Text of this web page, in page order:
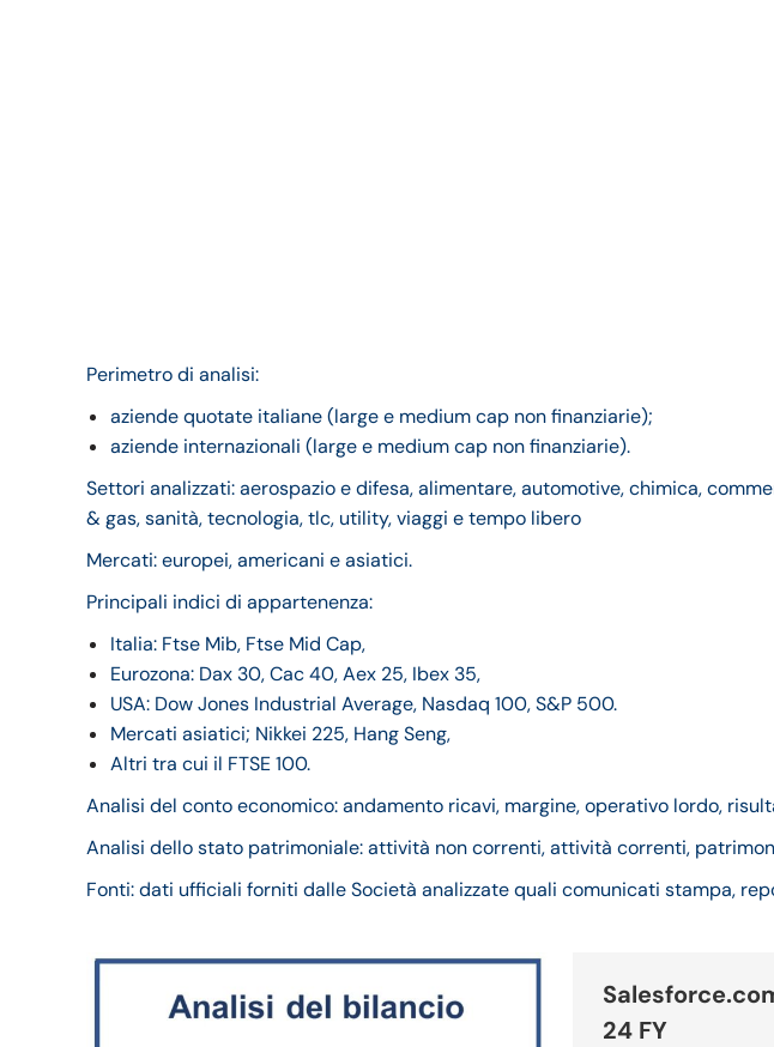
Perimetro di analisi:
aziende quotate italiane (large e medium cap non finanziarie);
aziende internazionali (large e medium cap non finanziarie).
Settori analizzati: aerospazio e difesa, alimentare, automotive, chimica,
& gas, sanità, tecnologia, tlc, utility, viaggi e tempo libero
Mercati: europei, americani e asiatici.
Principali indici di appartenenza:
Italia: Ftse Mib, Ftse Mid Cap,
Eurozona: Dax 30, Cac 40, Aex 25, Ibex 35,
USA: Dow Jones Industrial Average, Nasdaq 100, S&P 500.
Mercati asiatici; Nikkei 225, Hang Seng,
Altri tra cui il FTSE 100.
Analisi del conto economico: andamento ricavi, margine, operativo lordo,
Analisi dello stato patrimoniale: attività non correnti, attività correnti,
Fonti: dati ufficiali forniti dalle Società analizzate quali comunicati stampa,
24 FY